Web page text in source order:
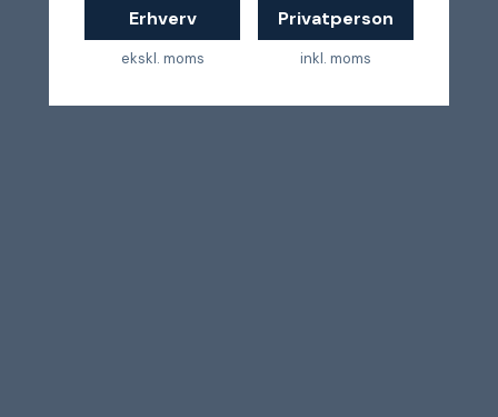
Erhverv
ekskl. moms
Privatperson
inkl. moms